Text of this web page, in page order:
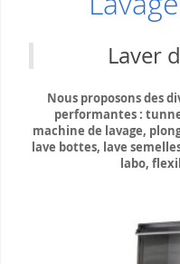
Laver
Nous proposons des
performantes :
machine de lavage,
lave bottes, lave
labo,